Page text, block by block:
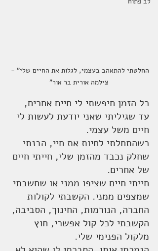
החלטתי להתאהב בעצמי, לגלות את החיים שלי" -
צילמה אורית בר אור"
כל הזמן חיפשתי לי חיים אחרים,
עד שגיליתי שאני יודעת לעשות לי
חיים משל עצמי.
כשהתחלתי לחיות את חיי, הבנתי
שחלק נכבד מהזמן שלי, חייתי חיים
של אחרים.
חייתי חיים שציפו ממני או שחשבתי
שמצפים ממני. הקשבתי לקולות
החברה, הנורמות, החינוך, הסביבה,
הקשבתי לכל קול אפשרי, חוץ
מלקול הפנימי שלי.